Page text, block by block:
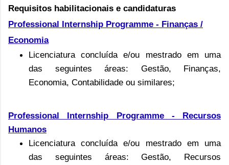
Requisitos habilitacionais e candidaturas
Professional Internship Programme - Finanças /
Economia
Licenciatura concluída e/ou mestrado em uma
das seguintes áreas: Gestão, Finanças,
Economia, Contabilidade ou similares;
Professional Internship Programme - Recursos
Humanos
Licenciatura concluída e/ou mestrado em uma
das seguintes áreas: Gestão, Recursos